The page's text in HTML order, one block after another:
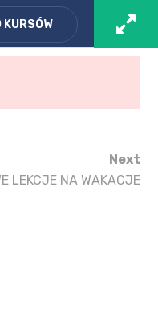
Koszyk
KURSÓW
Next
LEKCJE NA WAKACJE